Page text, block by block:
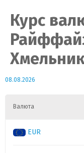
Курс
08.08.2026
Валюта
EUR